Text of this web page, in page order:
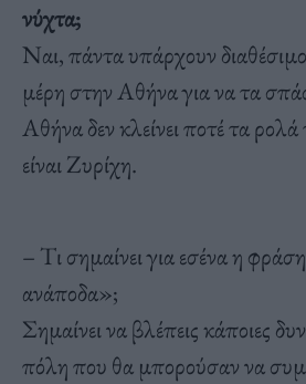
νύχτα;
Ναι, πάντα υπάρχουν
μέρη στην Αθήνα για να τα
Αθήνα δεν κλείνει ποτέ τα
είναι Ζυρίχη.
– Tι σημαίνει για εσένα η
ανάποδα»;
Σημαίνει να βλέπεις κάποιες
πόλη που θα μπορούσαν να